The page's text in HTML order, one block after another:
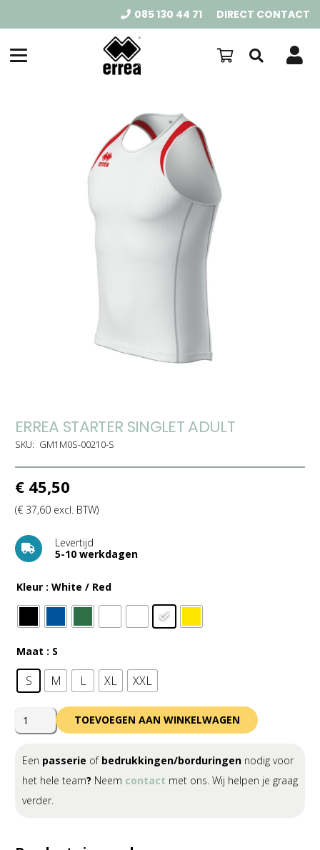
085 130 44 71 DIRECT CONTACT
ERREA STARTER SINGLET ADULT
SKU: GM1M0S-00210-S
€ 45,50
(€ 37,60 excl. BTW)
Levertijd
5-10 werkdagen
Kleur : White / Red
Maat : S
S M L XL XXL
Errea
Starter
Singlet
Adult
aantal
TOEVOEGEN AAN WINKELWAGEN
Een passerie of bedrukkingen/borduringen nodig voor
het hele team? Neem contact met ons. Wij helpen je graag
verder.